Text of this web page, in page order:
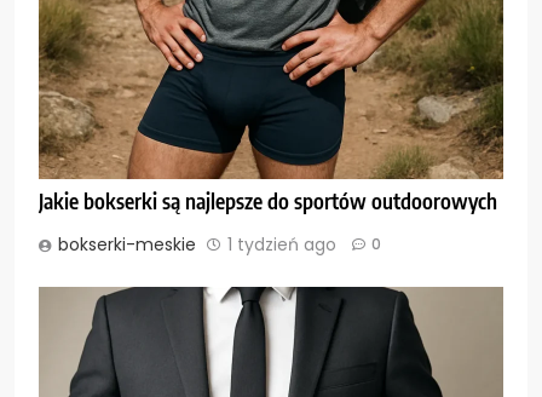
Jakie bokserki są najlepsze do sportów outdoorowych
bokserki-meskie 1 tydzień ago 0